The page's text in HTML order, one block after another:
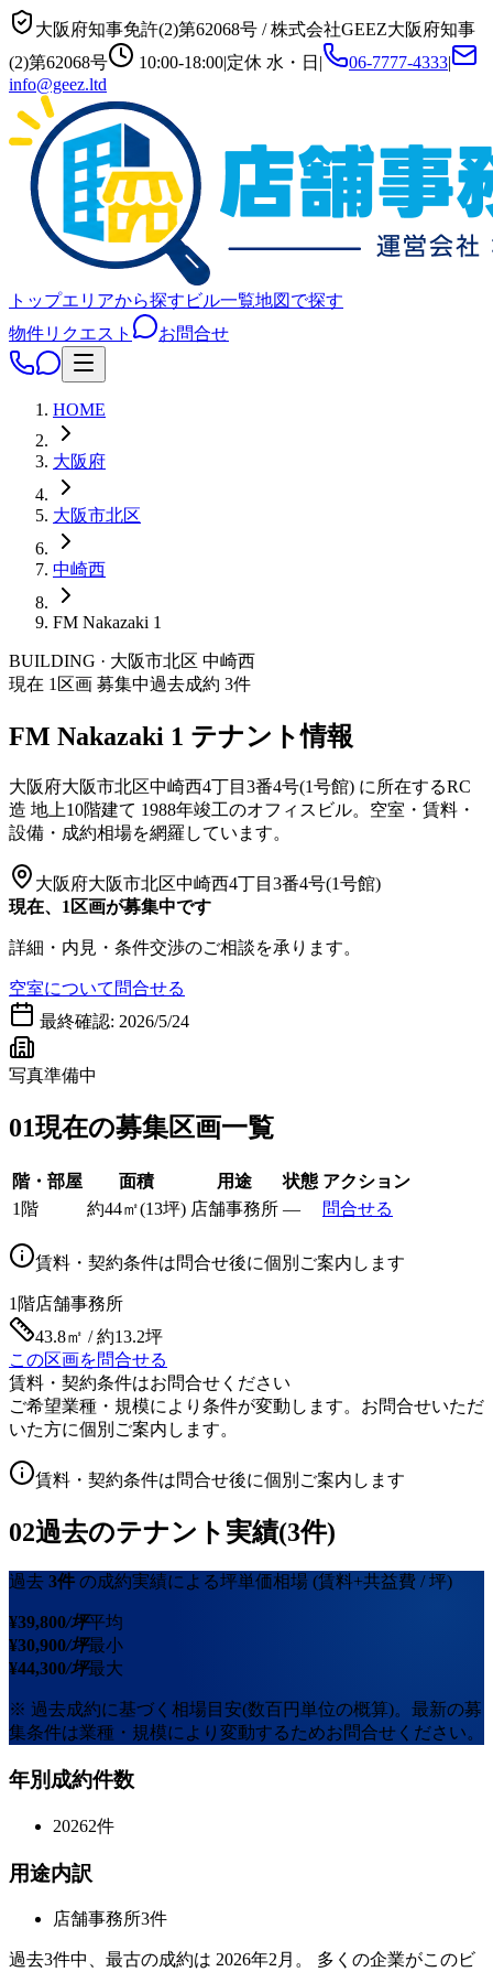
大阪府知事免許(2)第62068号 /株式会社GEEZ大阪府知事
(2)第62068号
10:00-18:00|定休 水・日 | 06-7777-4333|
info@geez.ltd
トップエリアから探す ビル一覧地図で探す
物件リクエスト
お問合せ
HOME
大阪府
大阪市北区
中崎西
FM Nakazaki 1
BUILDING · 大阪市北区 中崎西
現在 1 区画 募集中過去成約 3件
FM Nakazaki 1 テナント情報
大阪府大阪市北区中崎西4丁目3番4号(1号館) に所在するRC
造 地上10階建て 1988年竣工のオフィスビル。空室・賃料・
設備・成約相場を網羅しています。
大阪府大阪市北区中崎西4丁目3番4号(1号館)
現在、1区画が募集中です
詳細・内見・条件交渉のご相談を承ります。
空室について問合せる
最終確認: 2026/5/24
写真準備中
01現在の募集区画一覧
階・部屋 面積 用途 状態 アクション
1階
約44㎡(13坪) 店舗事務所 — 問合せる
賃料・契約条件は問合せ後に個別ご案内します
1階店舗事務所
43.8㎡ / 約13.2坪
この区画を問合せる
賃料・契約条件はお問合せください
ご希望業種・規模により条件が変動します。お問合せいただ
いた方に個別ご案内します。
賃料・契約条件は問合せ後に個別ご案内します
02過去のテナント実績(3件)
過去 3件 の成約実績による坪単価相場 (賃料+共益費 / 坪)
¥39,800/坪平均
¥30,900/坪最小
¥44,300/坪最大
※ 過去成約に基づく相場目安(数百円単位の概算)。最新の募
集条件は業種・規模により変動するためお問合せください。
年別成約件数
20262件
用途内訳
店舗事務所3件
過去3件中、最古の成約は 2026年2月 。 多くの企業がこのビ